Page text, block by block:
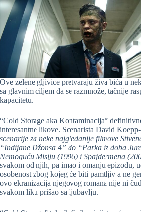
Ove zelene gljivice pretvaraju živa bića u
sa glavnim ciljem da se razmnože, tačnije
kapacitetu.
“Cold Storage aka Kontaminacija”
interesantne likove. Scenarista David
scenarije za neke najgledanije filmove
“Indijane Džonsa 4” do “Parka iz doba
Nemoguću Misiju (1996) i Spajdermena
svakom od njih, pa imao i omanju epizodu,
osobenost zbog kojeg će biti pamtljiv a ne
ovo ekranizacija njegovog romana nije ni
svakom liku prišao sa ljubavlju.